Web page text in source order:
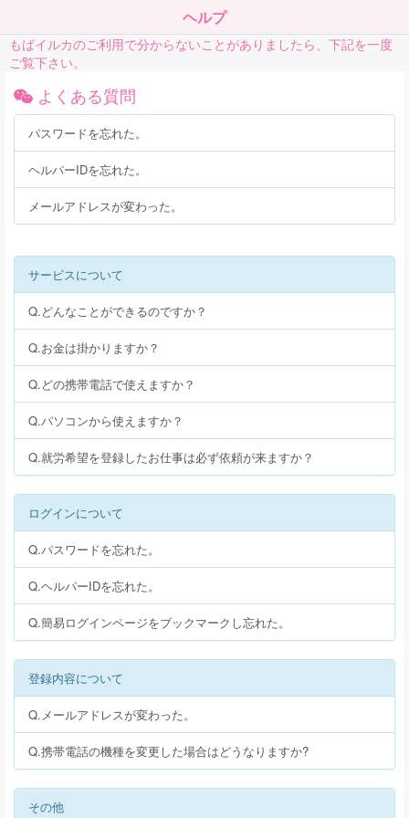
ヘルプ
もばイルカのご利用で分からないことがありましたら、下記を一度
ご覧下さい。
よくある質問
パスワードを忘れた。
ヘルパーIDを忘れた。
メールアドレスが変わった。
サービスについて
Q.どんなことができるのですか？
Q.お金は掛かりますか？
Q.どの携帯電話で使えますか？
Q.パソコンから使えますか？
Q.就労希望を登録したお仕事は必ず依頼が来ますか？
ログインについて
Q.パスワードを忘れた。
Q.ヘルパーIDを忘れた。
Q.簡易ログインページをブックマークし忘れた。
登録内容について
Q.メールアドレスが変わった。
Q.携帯電話の機種を変更した場合はどうなりますか?
その他